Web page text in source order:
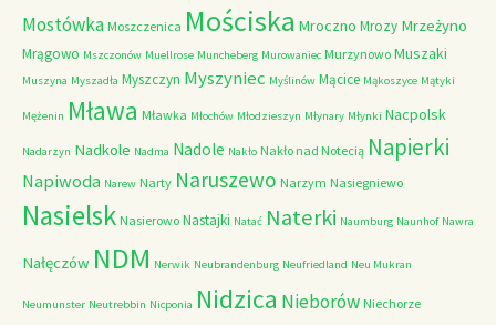
Mostówka Moszczenica Mościska Mroczno Mrozy Mrzeżyno
Mrągowo Mszczonów Muellrose Muncheberg Murowaniec Murzynowo Muszaki
Muszyna Myszadła Myszczyn Myszyniec Myślinów Mącice Mąkoszyce Mątyki
Mężenin Mława Mławka Młochów Młodzieszyn Młynary Młynki Nacpolsk
Nadarzyn Nadkole Nadma Nadole Nakło Nakło nad Notecią Napierki
Napiwoda Narew Narty Naruszewo Narzym Nasiegniewo
Nasielsk Nasierowo Nastajki Natać Naterki Naumburg Naunhof Nawra
Nałęczów NDM Nerwik Neubrandenburg Neufriedland Neu Mukran
Neumunster Neutrebbin Nicponia Nidzica Nieborów Niechorze